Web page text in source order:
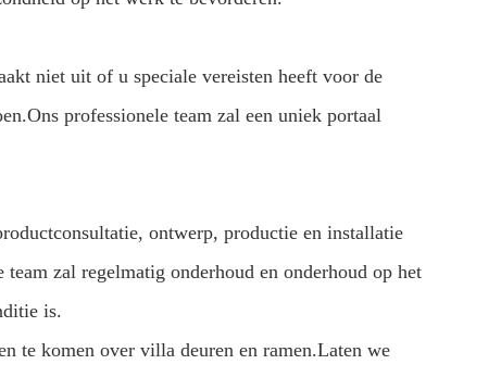
niet uit of u speciale vereisten heeft voor de
professionele team zal een uniek portaal
ontwerp, productie en installatie
zal regelmatig onderhoud en onderhoud op het
is.
te komen over villa deuren en ramen.Laten we